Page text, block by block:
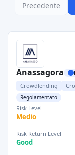
Precedente
Anassagora
Crowdlending
Regolamentato
Risk Level
Medio
Risk Return Level
Good